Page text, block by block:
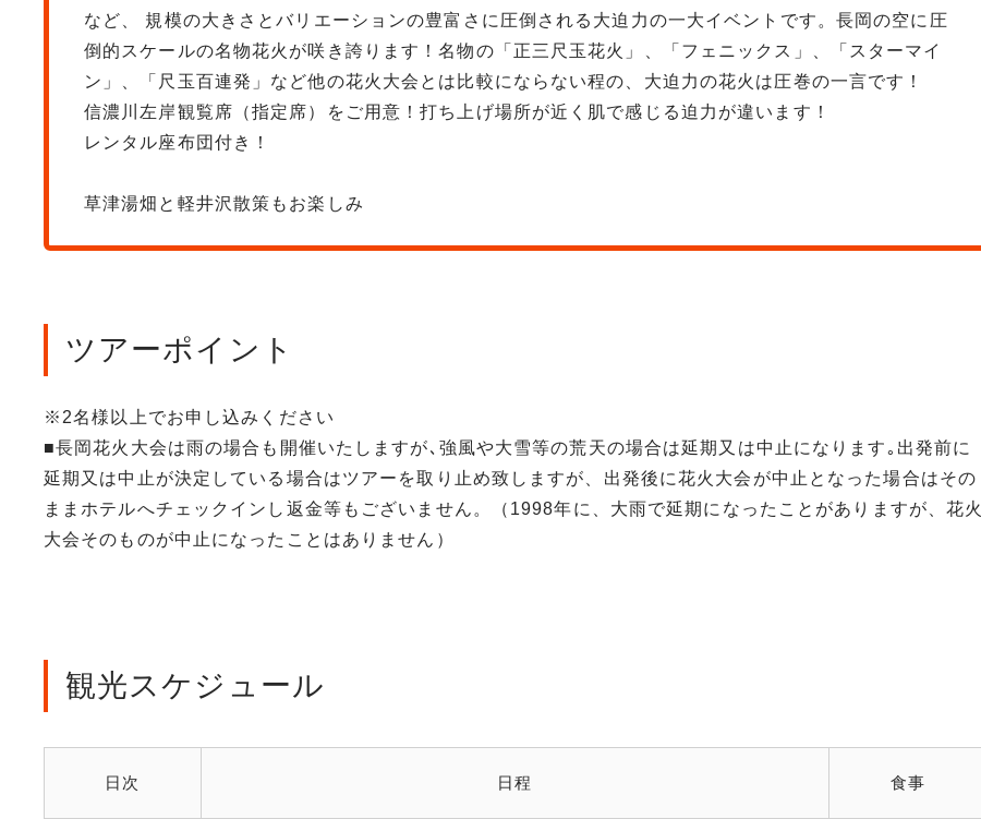
など、 規模の大きさとバリエーションの豊富さに圧倒される大迫力の一大イベントです。長岡の空に圧
倒的スケールの名物花火が咲き誇ります！名物の「正三尺玉花火」、「フェニックス」、「スターマイ
ン」、「尺玉百連発」など他の花火大会とは比較にならない程の、大迫力の花火は圧巻の一言です！
信濃川左岸観覧席（指定席）をご用意！打ち上げ場所が近く肌で感じる迫力が違います！
レンタル座布団付き！
草津湯畑と軽井沢散策もお楽しみ
ツアーポイント
※2名様以上でお申し込みください
■長岡花火大会は雨の場合も開催いたしますが､強風や大雪等の荒天の場合は延期又は中止になります｡出発前に
延期又は中止が決定している場合はツアーを取り止め致しますが、出発後に花火大会が中止となった場合はその
ままホテルへチェックインし返金等もございません。（1998年に、大雨で延期になったことがありますが、花火
大会そのものが中止になったことはありません）
観光スケジュール
日次 日程 食事